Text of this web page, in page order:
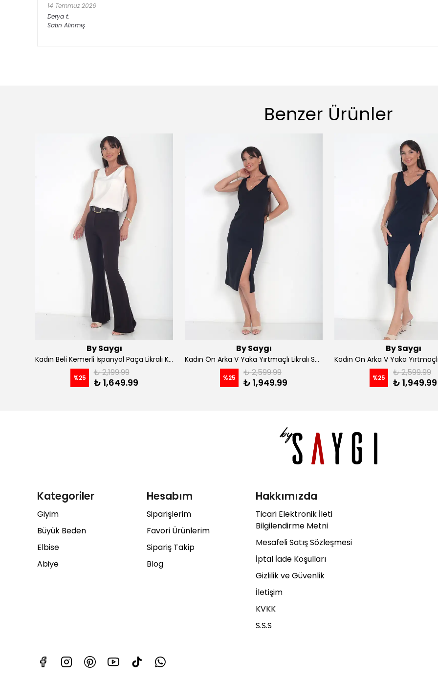
14 Temmuz 2026
Derya t.
Satın Alınmış
Benzer Ürünler
By Saygı
Kadın Beli Kemerli İspanyol Paça Likralı Krep Pantolon - Kahve
%25 ₺ 2,199.99
₺ 1,649.99
By Saygı
Kadın Ön Arka V Yaka Yırtmaçlı Likralı Scuba Midi Elbise - Siyah
%25 ₺ 2,599.99
₺ 1,949.99
By Saygı
%25 ₺ 2,599.99
₺ 1,949.99
Kategoriler
Giyim
Büyük Beden
Elbise
Abiye
Hesabım
Siparişlerim
Favori Ürünlerim
Sipariş Takip
Blog
Hakkımızda
Ticari Elektronik İleti
Bilgilendirme Metni
Mesafeli Satış Sözleşmesi
İptal İade Koşulları
Gizlilik ve Güvenlik
İletişim
KVKK
S.S.S